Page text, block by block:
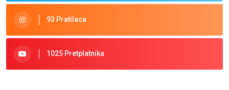
93 Pratilaca
1025 Pretplatnika